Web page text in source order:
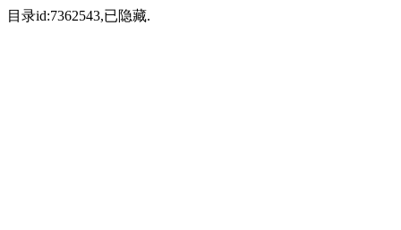
目录id:7362543,已隐藏.